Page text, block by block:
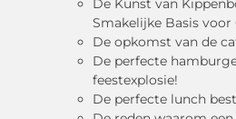
De Kunst van
Smakelijke Basis
De opkomst van de
De perfecte
feestexplosie!
De perfecte lunch